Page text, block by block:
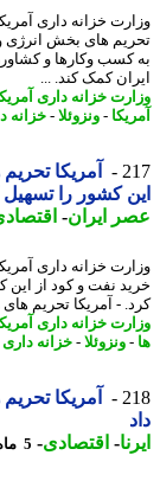
خزانه داری آمریکا
های بخش انرژی و کود
وکارها و کشاورزان
کمک کند. ...
خزانه داری آمریکا-
- ونزوئلا-خزانه داری
آمریکا تحریم
کشور را تسهیل کرد
ایران- اقتصادی-5 ماه پیش - شنبه 23 اسفند 1404، 03:05
خزانه داری آمریکا
نفت و کود از این
- آمریکا تحریم های
خزانه داری آمریکا-
ونزوئلا-خزانه داری
آمریکا تحریم
-اقتصادی-5 ماه پیش - شنبه 23 اسفند 1404، 02:25